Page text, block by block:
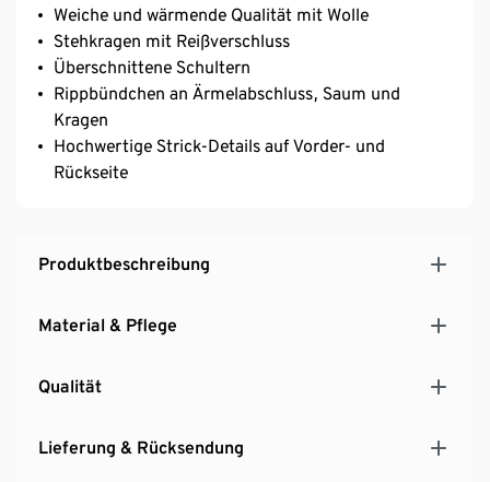
Weiche und wärmende Qualität mit Wolle
Stehkragen mit Reißverschluss
Überschnittene Schultern
Rippbündchen an Ärmelabschluss, Saum und
Kragen
Hochwertige Strick-Details auf Vorder- und
Rückseite
Produktbeschreibung
Material & Pflege
Qualität
Lieferung & Rücksendung